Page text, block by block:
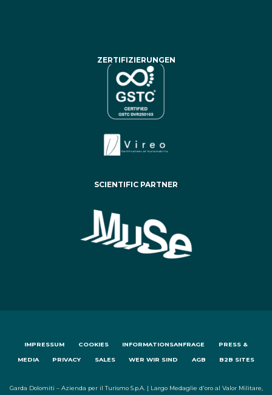
ZERTIFIZIERUNGEN
SCIENTIFIC PARTNER
IMPRESSUM COOKIES INFORMATIONSANFRAGE PRESS &
MEDIA PRIVACY SALES WER WIR SIND AGB B2B SITES
Garda Dolomiti – Azienda per il Turismo S.p.A. | Largo Medaglie d'oro al Valor Militare,